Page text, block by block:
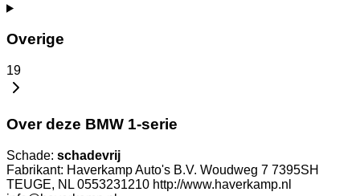
Overige
19
Over deze BMW 1-serie
Schade: schadevrij
Fabrikant: Haverkamp Auto's B.V. Woudweg 7 7395SH
TEUGE, NL 0553231210 http://www.haverkamp.nl